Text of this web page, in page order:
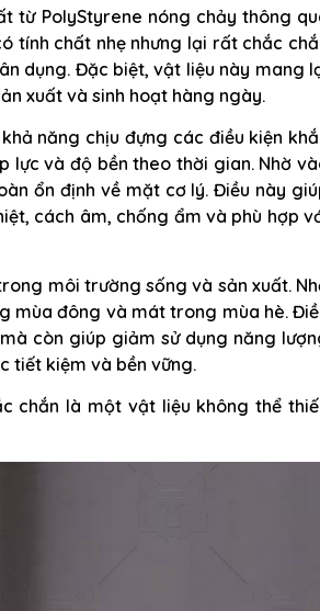
từ PolyStyrene nóng chảy thông
tính chất nhẹ nhưng lại rất chắc
dụng. Đặc biệt, vật liệu này mang
xuất và sinh hoạt hàng ngày.
năng chịu đựng các điều kiện
lực và độ bền theo thời gian. Nhờ
ổn định về mặt cơ lý. Điều này
cách âm, chống ẩm và phù hợp
môi trường sống và sản xuất.
mùa đông và mát trong mùa hè.
còn giúp giảm sử dụng năng
tiết kiệm và bền vững.
chắn là một vật liệu không thể